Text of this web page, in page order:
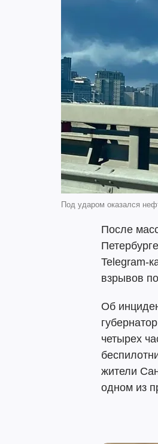
Под ударом оказался
После
Telegram-
взрывов
Об
четырех
жители
одном из